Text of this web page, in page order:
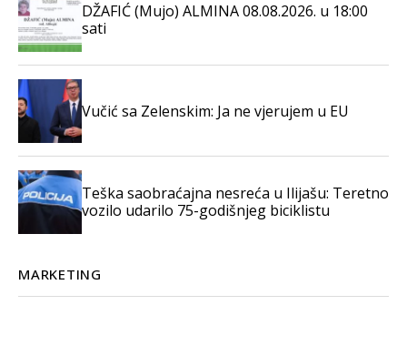
DŽAFIĆ (Mujo) ALMINA 08.08.2026. u 18:00
sati
Vučić sa Zelenskim: Ja ne vjerujem u EU
Teška saobraćajna nesreća u Ilijašu: Teretno
vozilo udarilo 75-godišnjeg biciklistu
MARKETING